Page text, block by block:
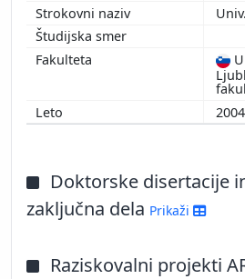
2004
Doktorske disertacije
zaključna dela Prikaži
Raziskovalni projekti